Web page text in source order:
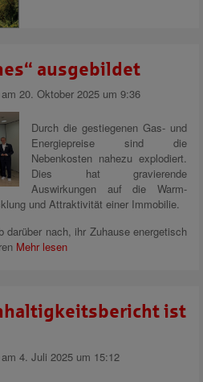
ausgebildet
am 20. Oktober 2025 um 9:36
Durch die gestiegenen Gas- und
Energiepreise sind die
Nebenkosten nahezu explodiert.
Dies hat gravierende
Auswirkungen auf die Warm-
und Attraktivität einer Immobilie.
darüber nach, ihr Zuhause energetisch
Mehr lesen
ist
am 4. Juli 2025 um 15:12